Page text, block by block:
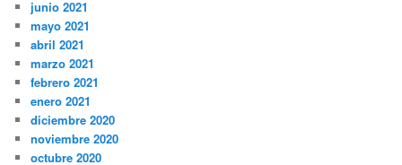
junio 2021
mayo 2021
abril 2021
marzo 2021
febrero 2021
enero 2021
diciembre 2020
noviembre 2020
octubre 2020